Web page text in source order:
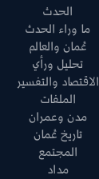
الحدث
ما وراء الحدث
عُمان والعالم
تحليل ورأي
الاقتصاد والتفسير
الملفات
مدن وعمران
تاريخ عُمان
المجتمع
مداد